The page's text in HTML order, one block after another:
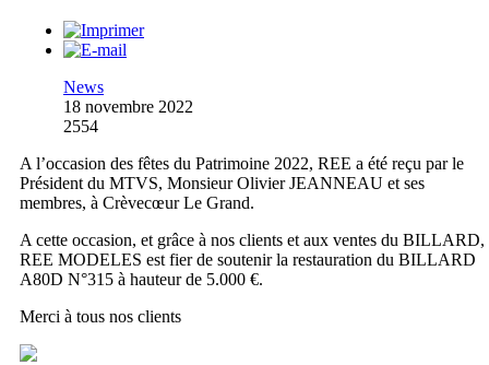
News
18 novembre 2022
2554
A l’occasion des fêtes du Patrimoine 2022, REE a été reçu par le
Président du MTVS, Monsieur Olivier JEANNEAU et ses
membres, à Crèvecœur Le Grand.
A cette occasion, et grâce à nos clients et aux ventes du BILLARD,
REE MODELES est fier de soutenir la restauration du BILLARD
A80D N°315 à hauteur de 5.000 €.
Merci à tous nos clients